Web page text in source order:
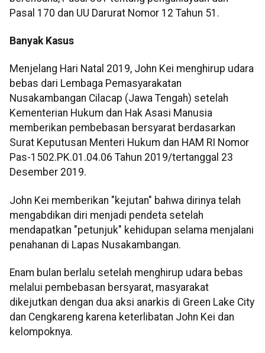
Pasal 170 dan UU Darurat Nomor 12 Tahun 51.
Banyak Kasus
Menjelang Hari Natal 2019, John Kei menghirup udara
bebas dari Lembaga Pemasyarakatan
Nusakambangan Cilacap (Jawa Tengah) setelah
Kementerian Hukum dan Hak Asasi Manusia
memberikan pembebasan bersyarat berdasarkan
Surat Keputusan Menteri Hukum dan HAM RI Nomor
Pas-1502.PK.01.04.06 Tahun 2019/tertanggal 23
Desember 2019.
John Kei memberikan "kejutan" bahwa dirinya telah
mengabdikan diri menjadi pendeta setelah
mendapatkan "petunjuk" kehidupan selama menjalani
penahanan di Lapas Nusakambangan.
Enam bulan berlalu setelah menghirup udara bebas
melalui pembebasan bersyarat, masyarakat
dikejutkan dengan dua aksi anarkis di Green Lake City
dan Cengkareng karena keterlibatan John Kei dan
kelompoknya.